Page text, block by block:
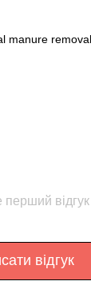
manure
перший відгук
відгук